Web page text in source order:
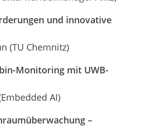
und innovative
(TU Chemnitz)
Monitoring mit UWB-
AI)
–